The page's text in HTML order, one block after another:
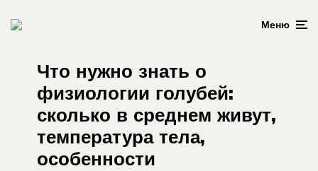
Меню
Что нужно знать о
физиологии голубей:
сколько в среднем живут,
температура тела,
особенности